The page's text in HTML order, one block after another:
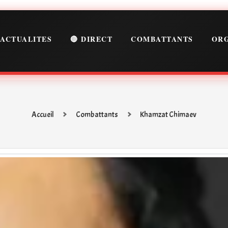
ACTUALITES 🔴 DIRECT COMBATTANTS
Accueil Combattants Khamzat Chimaev